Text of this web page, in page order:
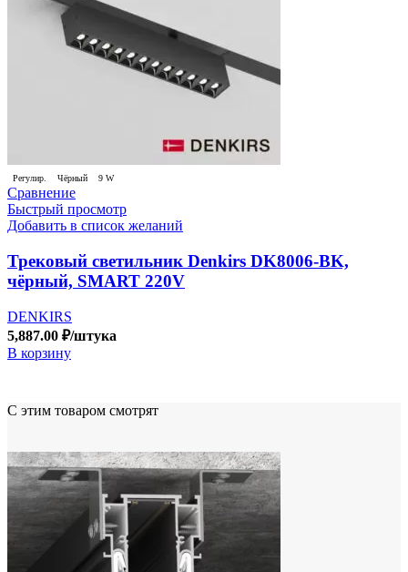
Регулир. Чёрный 9 W
Сравнение
Быстрый просмотр
Добавить в список желаний
Трековый светильник Denkirs DK8006-BK,
чёрный, SMART 220V
DENKIRS
5,887.00 ₽/штука
В корзину
С этим товаром смотрят